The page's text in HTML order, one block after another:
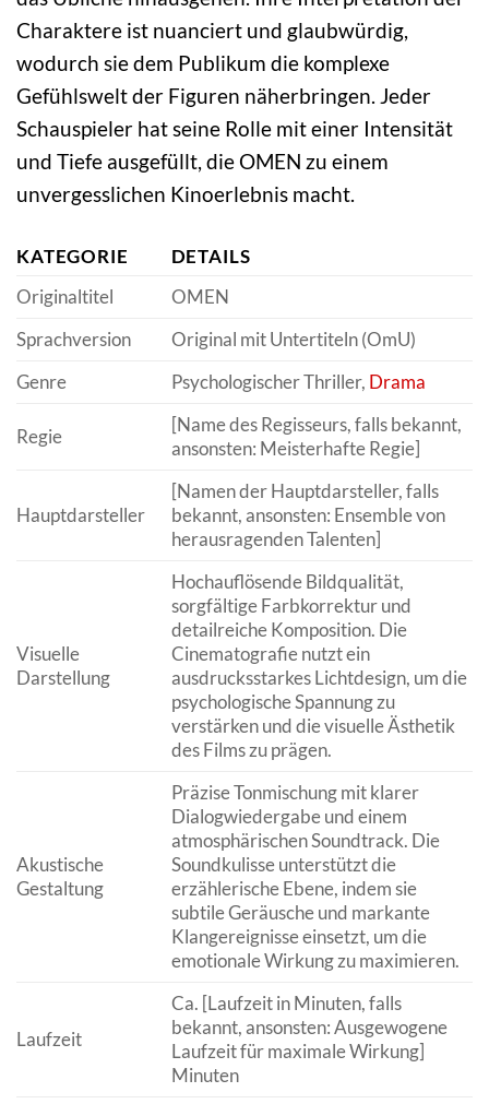
Charaktere ist nuanciert und glaubwürdig,
wodurch sie dem Publikum die komplexe
Gefühlswelt der Figuren näherbringen. Jeder
Schauspieler hat seine Rolle mit einer Intensität
und Tiefe ausgefüllt, die OMEN zu einem
unvergesslichen Kinoerlebnis macht.
KATEGORIE
DETAILS
Originaltitel
OMEN
Sprachversion
Original mit Untertiteln (OmU)
Genre
Psychologischer Thriller, Drama
Regie
[Name des Regisseurs, falls bekannt,
ansonsten: Meisterhafte Regie]
Hauptdarsteller
[Namen der Hauptdarsteller, falls
bekannt, ansonsten: Ensemble von
herausragenden Talenten]
Visuelle
Darstellung
Hochauflösende Bildqualität,
sorgfältige Farbkorrektur und
detailreiche Komposition. Die
Cinematografie nutzt ein
ausdrucksstarkes Lichtdesign, um die
psychologische Spannung zu
verstärken und die visuelle Ästhetik
des Films zu prägen.
Akustische
Gestaltung
Präzise Tonmischung mit klarer
Dialogwiedergabe und einem
atmosphärischen Soundtrack. Die
Soundkulisse unterstützt die
erzählerische Ebene, indem sie
subtile Geräusche und markante
Klangereignisse einsetzt, um die
emotionale Wirkung zu maximieren.
Laufzeit
Ca. [Laufzeit in Minuten, falls
bekannt, ansonsten: Ausgewogene
Laufzeit für maximale Wirkung]
Minuten